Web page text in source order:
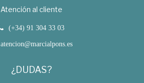
Atención al cliente
(+34) 91 304 33 03
atencion@marcialpons.es
¿DUDAS?